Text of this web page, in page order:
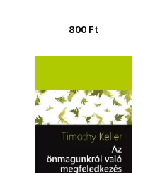
800 Ft